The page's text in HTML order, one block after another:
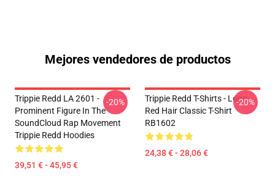
Mejores vendedores de productos
Trippie Redd LA 2601 -
Prominent Figure In The
SoundCloud Rap Movement
Trippie Redd Hoodies
39,51 € - 45,95 €
-20%
Trippie Redd T-Shirts - Long
Red Hair Classic T-Shirt
RB1602
24,38 € - 28,06 €
-20%